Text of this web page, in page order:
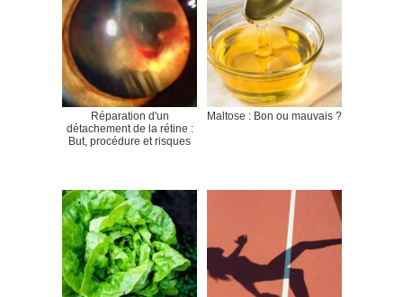
Réparation d'un
détachement de la rétine :
But, procédure et risques
Maltose : Bon ou mauvais ?